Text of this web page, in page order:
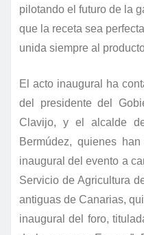
pilotando el futuro de la
que la receta sea
unida siempre al
El acto inaugural ha
del presidente del
Clavijo, y el alcalde
Bermúdez, quienes
inaugural del evento a
Servicio de Agricultura
antiguas de Canarias,
inaugural del foro,